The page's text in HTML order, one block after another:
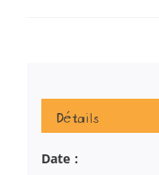
Détails
Date :